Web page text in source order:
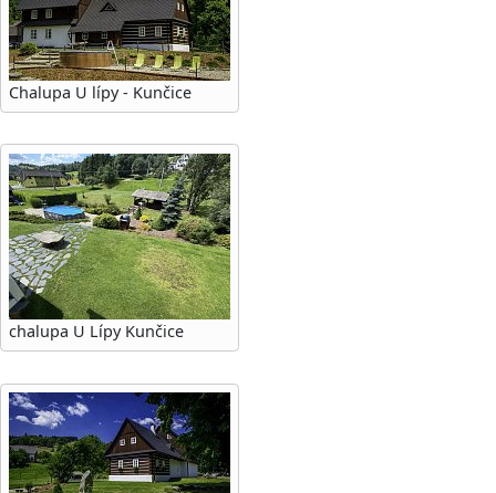
Chalupa U lípy - Kunčice
chalupa U Lípy Kunčice